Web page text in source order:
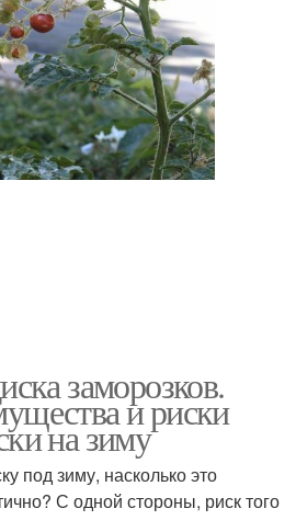
заморозков.
и риски
на зиму
под зиму, насколько это
С одной стороны, риск того